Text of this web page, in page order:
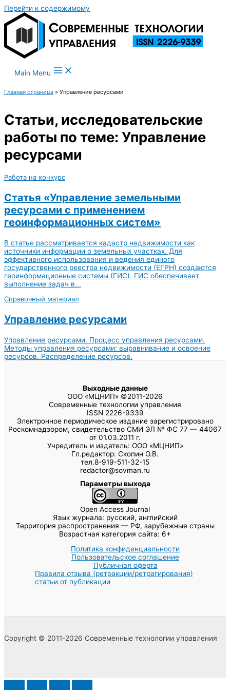
Перейти к содержимому
Main Menu
Главная страница » Управление ресурсами
Статьи, исследовательские
работы по теме: Управление
ресурсами
Работа на конкурс
Статья «Управление земельными
ресурсами с применением
геоинформационных систем»
В статье рассматривается кадастр недвижимости как
источники информации о земельных участках. Для
эффективного использования и ведения единого
государственного реестра недвижимости (ЕГРН) создаются
геоинформационные системы (ГИС). ГИС обеспечивает
выполнение задач в...
Справочный материал
Управление ресурсами
Управление ресурсами. Процесс управления ресурсами.
Методы управления ресурсами: выравнивание и освоение
ресурсов. Распределение ресурсов.
Выходные данные
ООО «МЦНИП» ©2011-2026
Современные технологии управления
ISSN 2226-9339
Электронное периодическое издание зарегистрировано
Роскомнадзором, свидетельство СМИ ЭЛ № ФС 77 — 44067
от 01.03.2011 г.
Учредитель и издатель: ООО «МЦНИП»
Гл.редактор: Скопин О.В.
тел.8-919-511-32-15
redactor@sovman.ru
Параметры выхода
Open Access Journal
Язык журнала: русский, английский
Территория распространения — РФ, зарубежные страны
Возрастная категория сайта: 6+
Политика конфиденциальности
Пользовательское соглашение
Публичная оферта
Правила отзыва (ретракции/ретрагирования)
статьи от публикации
Copyright © 2011-2026 Современные технологии управления